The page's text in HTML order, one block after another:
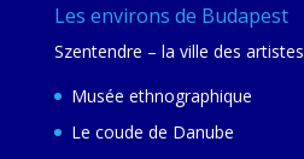
Les environs de Budapest
Szentendre – la ville des artistes
Musée ethnographique
Le coude de Danube